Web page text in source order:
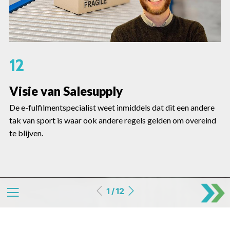
12
Visie van Salesupply
De e-fulfilmentspecialist weet inmiddels dat dit een andere
tak van sport is waar ook andere regels gelden om overeind
te blijven.
1 / 12